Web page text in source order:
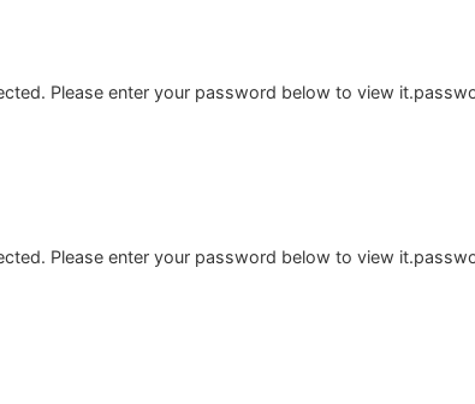
Please enter your password below to view
Please enter your password below to view